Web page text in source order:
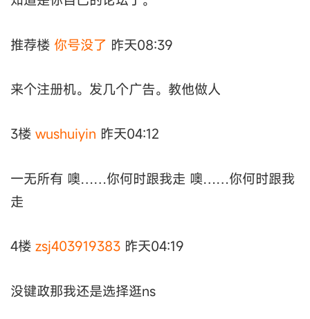
推荐楼 你号没了 昨天08:39
来个注册机。发几个广告。教他做人
3楼 wushuiyin 昨天04:12
一无所有 噢……你何时跟我走 噢……你何时跟我
走
4楼 zsj403919383 昨天04:19
没键政那我还是选择逛ns